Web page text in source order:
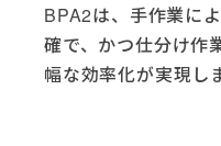
BPA2は、手作業に
確で、かつ仕分け作
幅な効率化が実現し